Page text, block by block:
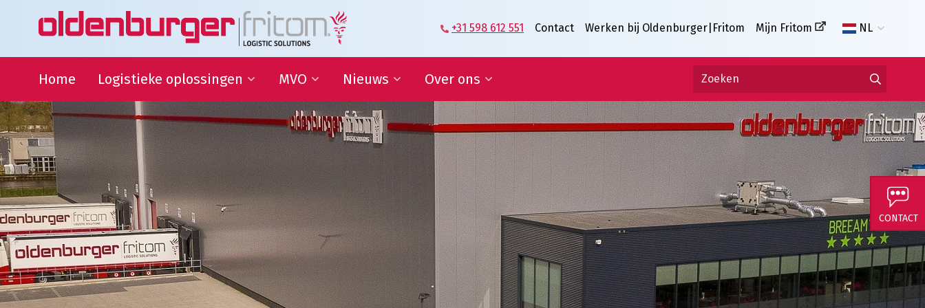
+31 598 612 551 Contact Werken bij Oldenburger|Fritom Mijn Fritom NL
Home Logistieke oplossingen
Transport
Warehousing
Supply Chain Management
Logistieke oplossingen
MVO
Duurzame
Ontwikkelingsdoelen
QHSE
Samenwerking onderwijs
Sportsponsoring en
partnerships
Goede doelen
Nieuws
Blog | Shaping the Future of
Logistics
Nieuwsbrief
In de media
Nieuws
Over ons
Directie en Management
Kennisorganisatie
Onze medewerkers
Partners over ons
Onze geschiedenis
Predicaat Hofleverancier
Awards Oldenburger|Fritom
Certificeringen
CONTACT